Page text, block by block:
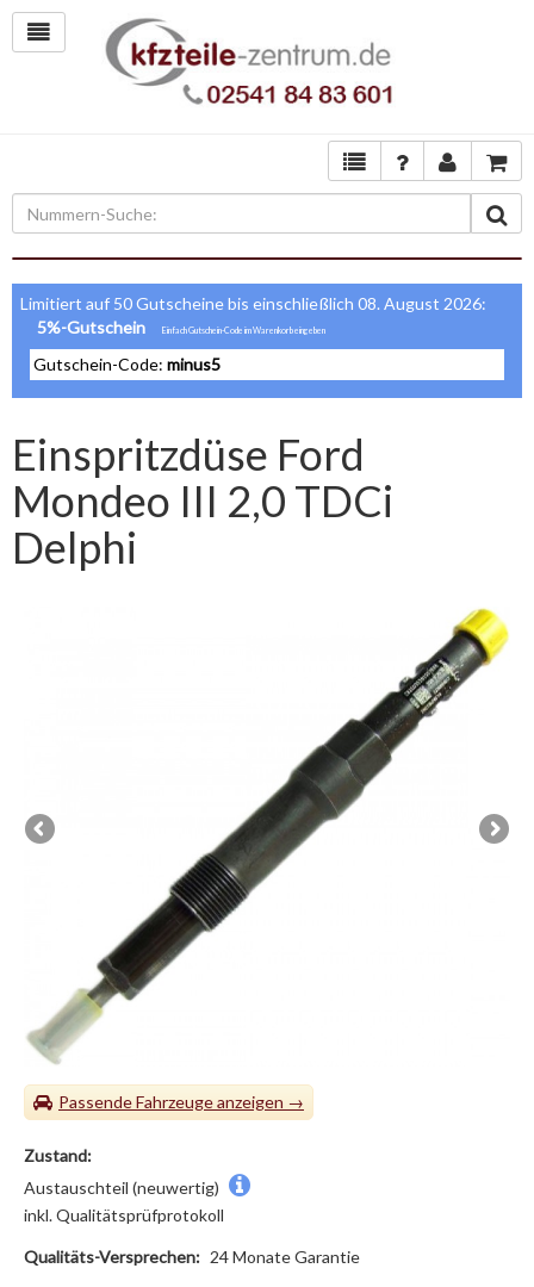
Limitiert auf 50 Gutscheine bis einschließlich 08. August 2026:
5%-Gutschein
Gutschein-Code: minus5
Einspritzdüse Ford
Mondeo III 2,0 TDCi
Delphi
Passende Fahrzeuge
Zustand:
Austauschteil (neuwertig)
inkl. Qualitätsprüfprotokoll
Qualitäts-Versprechen: 24 Monate Garantie